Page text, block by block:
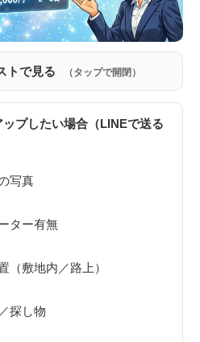
トで見る （タップで開閉）
ップしたい場合（LINEで送る
写真
ター有無
（敷地内／路上）
探し物